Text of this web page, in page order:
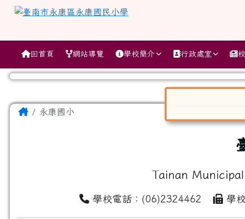
跳至主內容區
臺南市永康區永康國民小學
導覽列
回首頁 網站導覽 學校簡介 行政處室
主內容區域
Home永康國小
Tainan
學校電話：(06)2324462 學
頁尾區域
對話框已開啟